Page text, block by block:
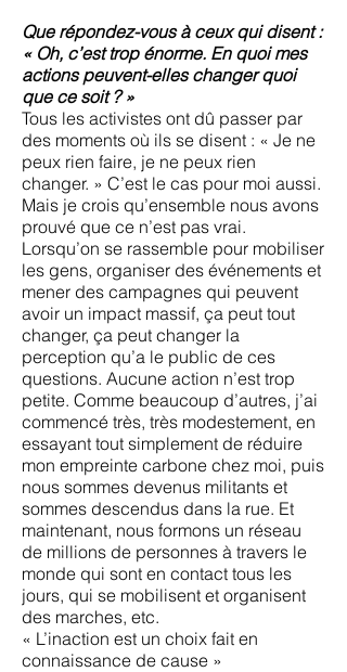
Que répondez-vous à ceux qui disent :
« Oh, c’est trop énorme. En quoi mes
actions peuvent-elles changer quoi
que ce soit ? »
Tous les activistes ont dû passer par
des moments où ils se disent : « Je ne
peux rien faire, je ne peux rien
changer. » C’est le cas pour moi aussi.
Mais je crois qu’ensemble nous avons
prouvé que ce n’est pas vrai.
Lorsqu’on se rassemble pour mobiliser
les gens, organiser des événements et
mener des campagnes qui peuvent
avoir un impact massif, ça peut tout
changer, ça peut changer la
perception qu’a le public de ces
questions. Aucune action n’est trop
petite. Comme beaucoup d’autres, j’ai
commencé très, très modestement, en
essayant tout simplement de réduire
mon empreinte carbone chez moi, puis
nous sommes devenus militants et
sommes descendus dans la rue. Et
maintenant, nous formons un réseau
de millions de personnes à travers le
monde qui sont en contact tous les
jours, qui se mobilisent et organisent
des marches, etc.
« L’inaction est un choix fait en
connaissance de cause »